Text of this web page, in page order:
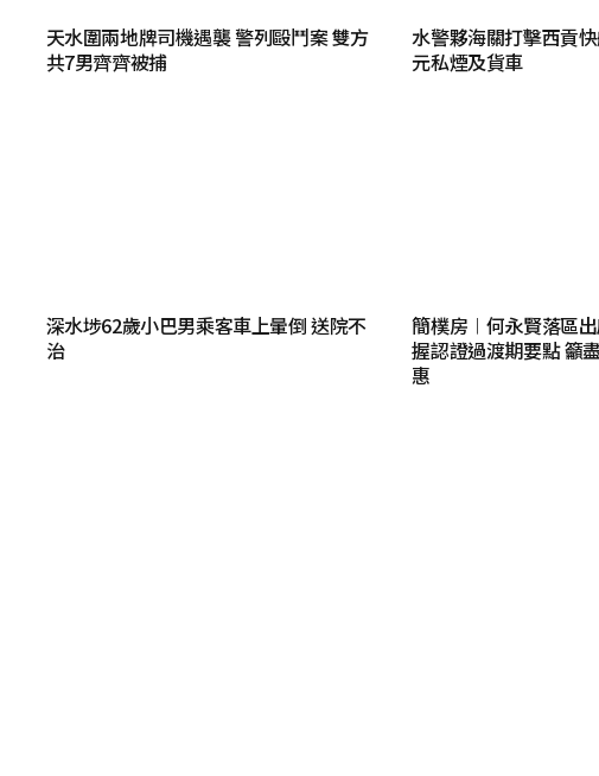
天水圍兩地牌司機遇襲 警列毆鬥案 雙方
共7男齊齊被捕
水警夥海關打擊西貢
元私煙及貨車
深水埗62歲小巴男乘客車上暈倒 送院不
治
簡樸房︱何永賢落區
握認證過渡期要點 籲
惠